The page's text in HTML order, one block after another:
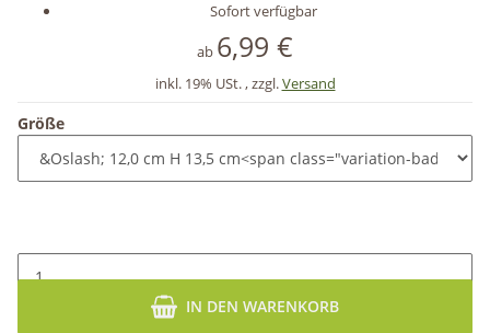
Sofort verfügbar
ab 6,99 €
inkl. 19% USt. , zzgl.Versand
Größe
IN DEN WARENKORB